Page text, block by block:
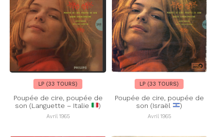
LP (33 TOURS)
Poupée de cire, poupée de
son (Languette – Italie
)
Avril 1965
LP (33 TOURS)
Poupée de cire, poupée de
son (Israël
)
Avril 1965